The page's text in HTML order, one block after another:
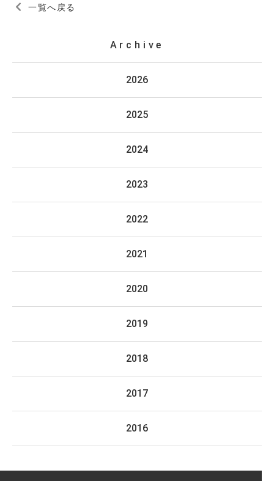
一覧へ戻る
Archive
2026
2025
2024
2023
2022
2021
2020
2019
2018
2017
2016